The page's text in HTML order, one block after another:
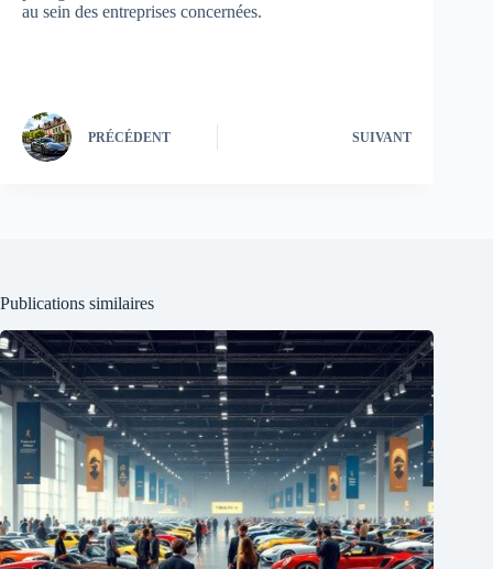
au sein des entreprises concernées.
PRÉCÉDENT SUIVANT
Publications similaires